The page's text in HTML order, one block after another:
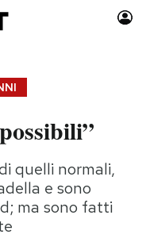
Idee
Boomer!
quelli normali,
e sono
ma sono fatti